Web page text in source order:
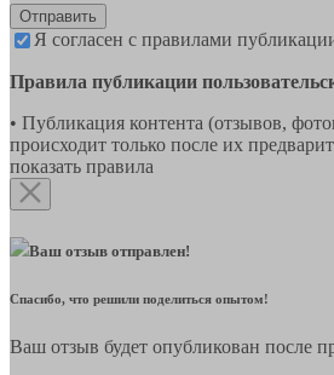
Отправить
Я согласен с правилами
Правила публикации
• Публикация контента (отзывов,
происходит только после их
показать правила
Ваш отзыв отправлен!
Спасибо, что решили поделиться опытом!
Ваш отзыв будет опубликован после